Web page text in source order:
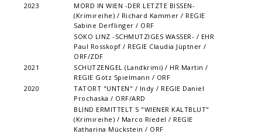
2023
MORD IN WIEN -DER LETZTE BISSEN-
(Krimireihe) / Richard Kammer / REGIE
Sabine Derflinger / ORF
SOKO LINZ -SCHMUTZIGES WASSER- / EHR
Paul Rosskopf / REGIE Claudia Jüptner /
ORF/ZDF
2021
SCHUTZENGEL (Landkrimi) / HR Martin /
REGIE Götz Spielmann / ORF
2020
TATORT "UNTEN" / Indy / REGIE Daniel
Prochaska / ORF/ARD
BLIND ERMITTELT 5 "WIENER KALTBLUT"
(Krimireihe) / Marco Riedel / REGIE
Katharina Mückstein / ORF